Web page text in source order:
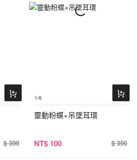
$ 390
1/6
靈動粉蝶×吊墜耳環
NT$ 100 $ 390